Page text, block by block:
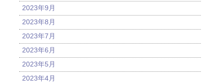
2023年9月
2023年8月
2023年7月
2023年6月
2023年5月
2023年4月